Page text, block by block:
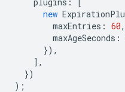
new
maxEntries : 60,
maxAgeSeconds :
}),
],
})
);